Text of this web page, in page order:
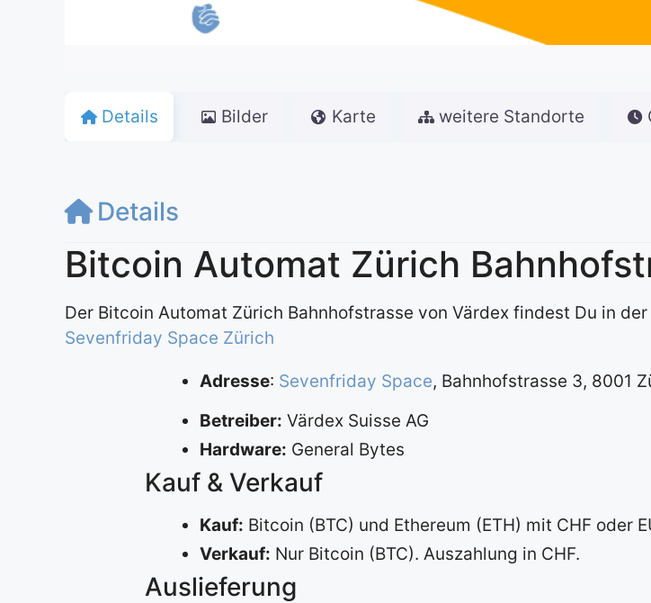
Details Bilder Karte weitere Standorte
Details
Bitcoin Automat Zürich
Der Bitcoin Automat Zürich Bahnhofstrasse von Värdex findest Du in
Sevenfriday Space Zürich
Adresse: Sevenfriday Space, Bahnhofstrasse 3, 8001
Betreiber: Värdex Suisse AG
Hardware: General Bytes
Kauf & Verkauf
Kauf: Bitcoin (BTC) und Ethereum (ETH) mit CHF oder
Verkauf: Nur Bitcoin (BTC). Auszahlung in CHF.
Auslieferung